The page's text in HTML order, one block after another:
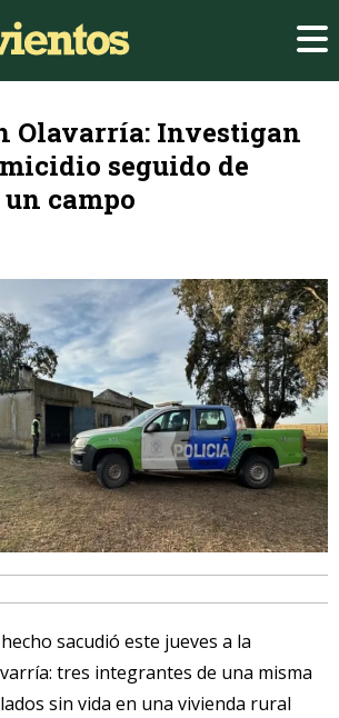
Olavarría: Investigan
seguido de
campo
sacudió este jueves a la
tres integrantes de una misma
sin vida en una vivienda rural